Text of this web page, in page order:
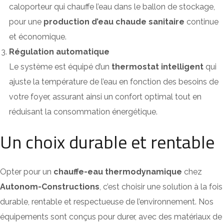
caloporteur qui chauffe l’eau dans le ballon de stockage,
pour une production d’eau chaude sanitaire continue
et économique.
Régulation automatique
Le système est équipé d’un thermostat intelligent qui
ajuste la température de l’eau en fonction des besoins de
votre foyer, assurant ainsi un confort optimal tout en
réduisant la consommation énergétique.
Un choix durable et rentable
Opter pour un chauffe-eau thermodynamique chez
Autonom-Constructions, c’est choisir une solution à la fois
durable, rentable et respectueuse de l’environnement. Nos
équipements sont conçus pour durer, avec des matériaux de